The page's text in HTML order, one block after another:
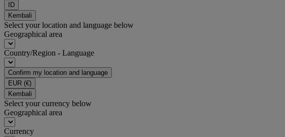
ID
Kembali
Select your location and language below
Geographical area
Country/Region - Language
Confirm my location and language
EUR (€)
Kembali
Select your currency below
Geographical area
Currency